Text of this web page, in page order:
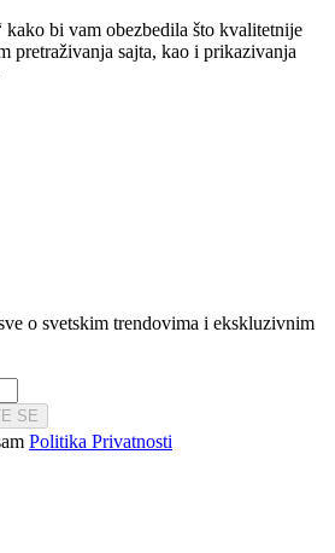
bi vam obezbedila što kvalitetnije
pretraživanja sajta, kao i prikazivanja
o svetskim trendovima i ekskluzivnim
SE
Politika Privatnosti